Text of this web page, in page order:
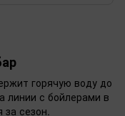
горячую воду до
линии с бойлерами в
за сезон.